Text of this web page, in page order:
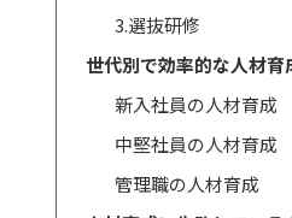
3.選抜研修
世代別で効率的な人材育
新入社員の人材育成
中堅社員の人材育成
管理職の人材育成